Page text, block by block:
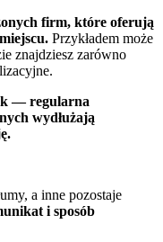
firm, które oferują
Przykładem może
znajdziesz zarówno
— regularna
wydłużają
a inne pozostaje
i sposób